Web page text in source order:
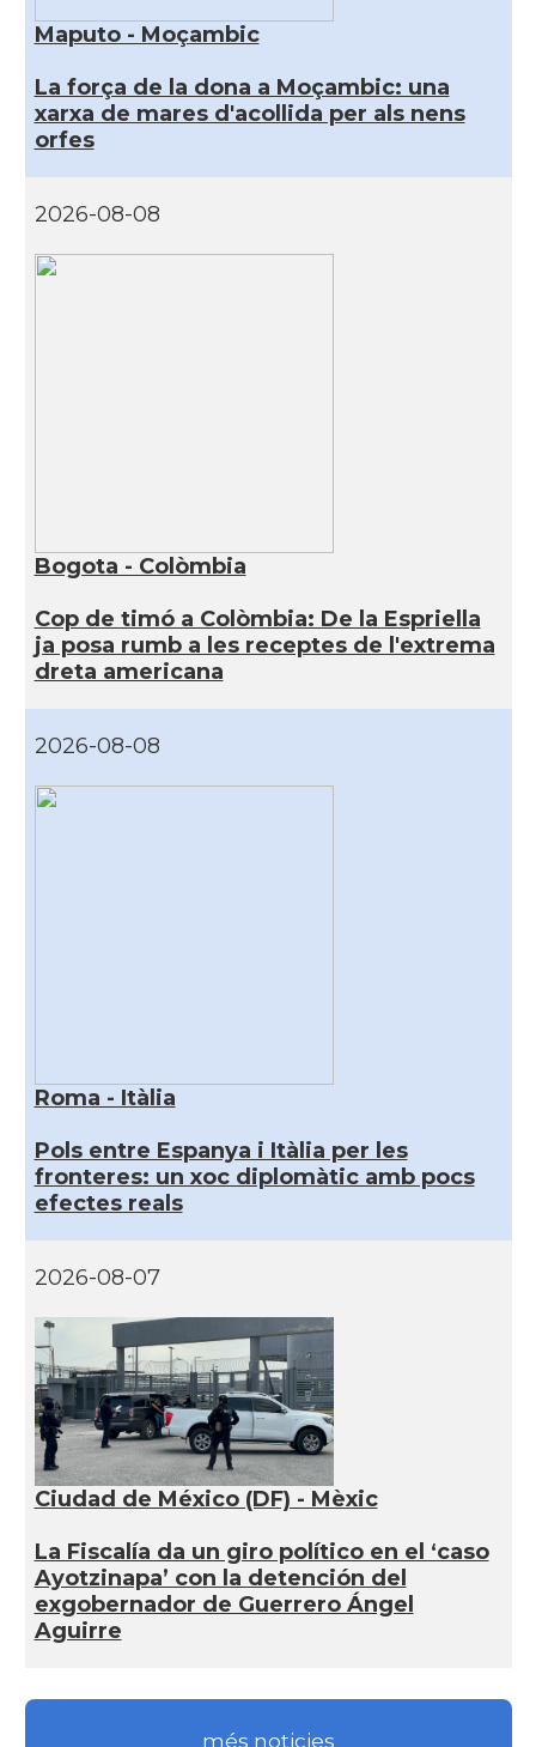
Maputo - Moçambic
La força de la dona a Moçambic: una
xarxa de mares d'acollida per als nens
orfes
2026-08-08
Bogota - Colòmbia
Cop de timó a Colòmbia: De la Espriella
ja posa rumb a les receptes de l'extrema
dreta americana
2026-08-08
Roma - Itàlia
Pols entre Espanya i Itàlia per les
fronteres: un xoc diplomàtic amb pocs
efectes reals
2026-08-07
Ciudad de México (DF) - Mèxic
La Fiscalía da un giro político en el ‘caso
Ayotzinapa’ con la detención del
exgobernador de Guerrero Ángel
Aguirre
més noticies